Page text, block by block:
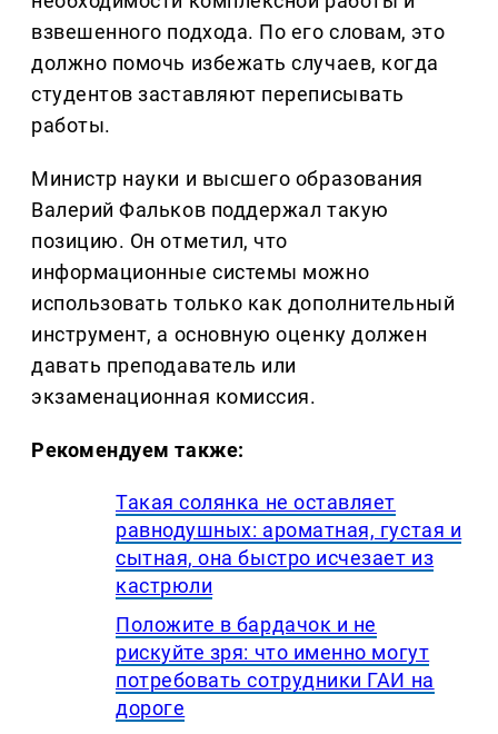
взвешенного подхода. По его словам, это
должно помочь избежать случаев, когда
студентов заставляют переписывать
работы.
Министр науки и высшего образования
Валерий Фальков поддержал такую
позицию. Он отметил, что
информационные системы можно
использовать только как дополнительный
инструмент, а основную оценку должен
давать преподаватель или
экзаменационная комиссия.
Рекомендуем также:
Такая солянка не оставляет
равнодушных: ароматная, густая и
сытная, она быстро исчезает из
кастрюли
Положите в бардачок и не
рискуйте зря: что именно могут
потребовать сотрудники ГАИ на
дороге